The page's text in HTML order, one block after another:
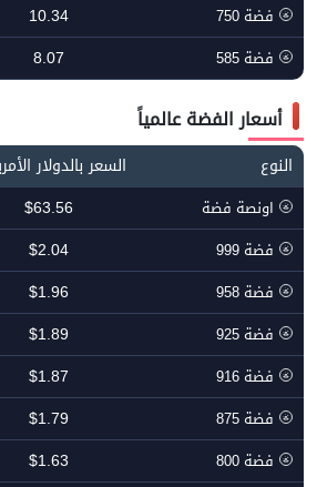
فضة 750 10.34
فضة 585 8.07
أسعار الفضة عالمياً
النوع السعر بالدولار
اونصة فضة $63.56
فضة 999 $2.04
فضة 958 $1.96
فضة 925 $1.89
فضة 916 $1.87
فضة 875 $1.79
فضة 800 $1.63